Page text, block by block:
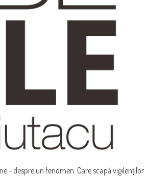
- despre un fenomen. Care scapă vigilenților